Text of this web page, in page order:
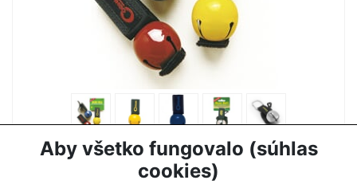
Aby všetko fungovalo (súhlas
cookies)
ZVONČEK NA MEDVEDE COGHLANS
7,50 € 7,90 €